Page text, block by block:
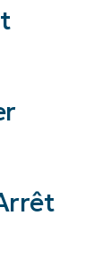
ou
Arrêt
?
le